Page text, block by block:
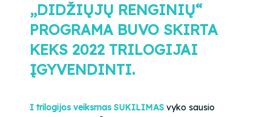
„DIDŽIŲJŲ RENGINIŲ“
PROGRAMA BUVO SKIRTA
KEKS 2022 TRILOGIJAI
ĮGYVENDINTI.
I trilogijos veiksmas SUKILIMASvyko sausio